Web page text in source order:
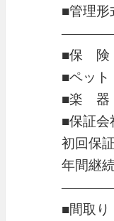
■管理
■保 険
■ペ
■楽
■保証
初回保
年間継
■間取り